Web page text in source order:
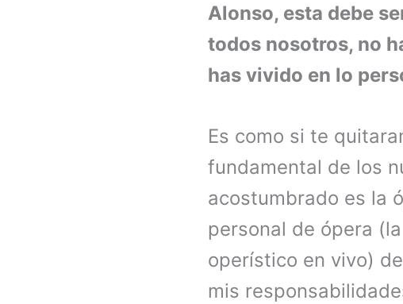
Alonso, esta debe
todos nosotros, no
has vivido en lo
Es como si te
fundamental de los
acostumbrado es la
personal de ópera
operístico en vivo)
mis